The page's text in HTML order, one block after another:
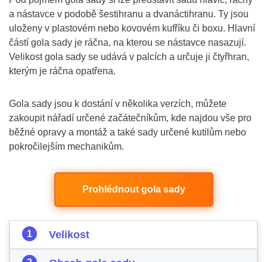
a nástavce v podobě šestihranu a dvanáctihranu. Ty jsou
uloženy v plastovém nebo kovovém kufříku či boxu. Hlavní
částí gola sady je ráčna, na kterou se nástavce nasazují.
Velikost gola sady se udává v palcích a určuje ji čtyřhran,
kterým je ráčna opatřena.
Gola sady jsou k dostání v několika verzích, můžete
zakoupit nářadí určené začátečníkům, kde najdou vše pro
běžné opravy a montáž a také sady určené kutilům nebo
pokročilejším mechanikům.
Prohlédnout gola sady
Velikost